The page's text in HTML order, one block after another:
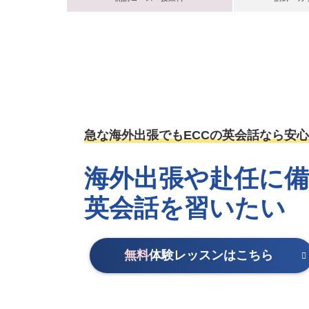
急な海外出張でもECCの英会話なら安心
海外出張や赴任に
英会話を習いたい
無料体験レッスンはこちら